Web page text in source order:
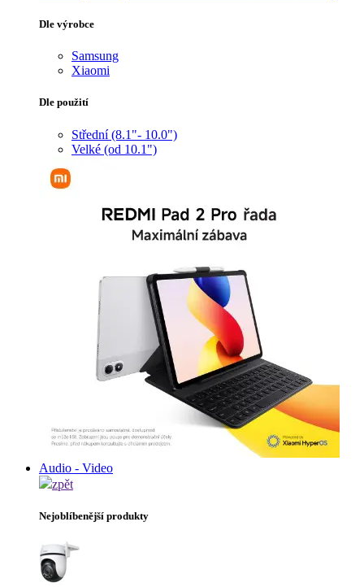
Dle výrobce
Samsung
Xiaomi
Dle použití
Střední (8.1"- 10.0")
Velké (od 10.1")
Audio - Video
zpět
Nejoblíbenější produkty